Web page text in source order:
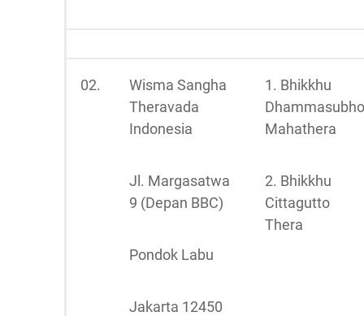
02.
Wisma Sangha
Theravada
Indonesia
Jl. Margasatwa
9 (Depan BBC)
Pondok Labu
Jakarta 12450
1. Bhikkhu
Dhammasubho
Mahathera
2. Bhikkhu
Cittagutto
Thera